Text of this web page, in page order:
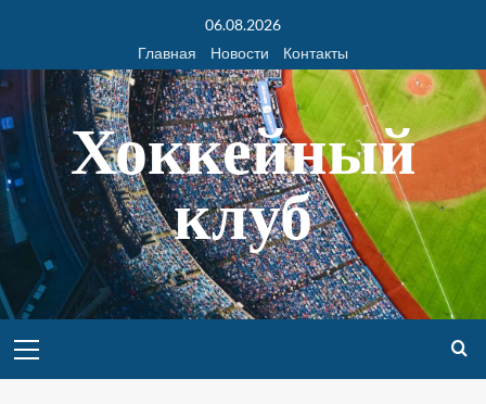
06.08.2026
Главная
Новости Контакты
Хоккейный
клуб